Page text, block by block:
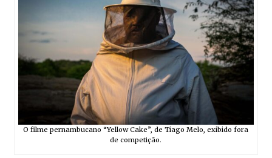
O filme pernambucano “Yellow Cake”, de Tiago Melo, exibido fora
de competição.